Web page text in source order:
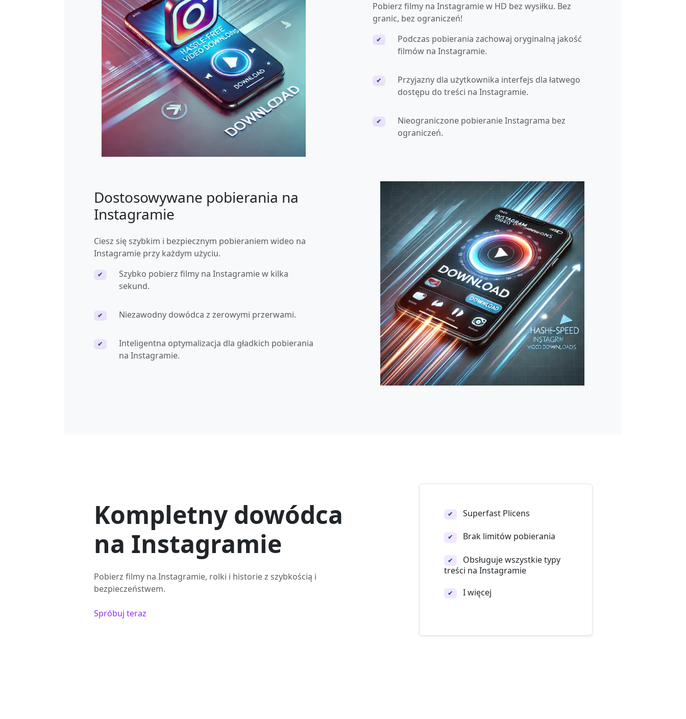
Pobierz filmy na Instagramie w HD bez wysiłku. Bez
granic, bez ograniczeń!
✔
Podczas pobierania zachowaj oryginalną jakość
filmów na Instagramie.
✔
Przyjazny dla użytkownika interfejs dla łatwego
dostępu do treści na Instagramie.
✔
Nieograniczone pobieranie Instagrama bez
ograniczeń.
Dostosowywane pobierania na
Instagramie
Ciesz się szybkim i bezpiecznym pobieraniem wideo na
Instagramie przy każdym użyciu.
✔
Szybko pobierz filmy na Instagramie w kilka
sekund.
✔ Niezawodny dowódca z zerowymi przerwami.
✔
Inteligentna optymalizacja dla gładkich pobierania
na Instagramie.
Kompletny dowódca
na Instagramie
Pobierz filmy na Instagramie, rolki i historie z szybkością i
bezpieczeństwem.
Spróbuj teraz
✔ Superfast Plicens
✔ Brak limitów pobierania
✔
Obsługuje wszystkie typy
treści na Instagramie
✔ I więcej